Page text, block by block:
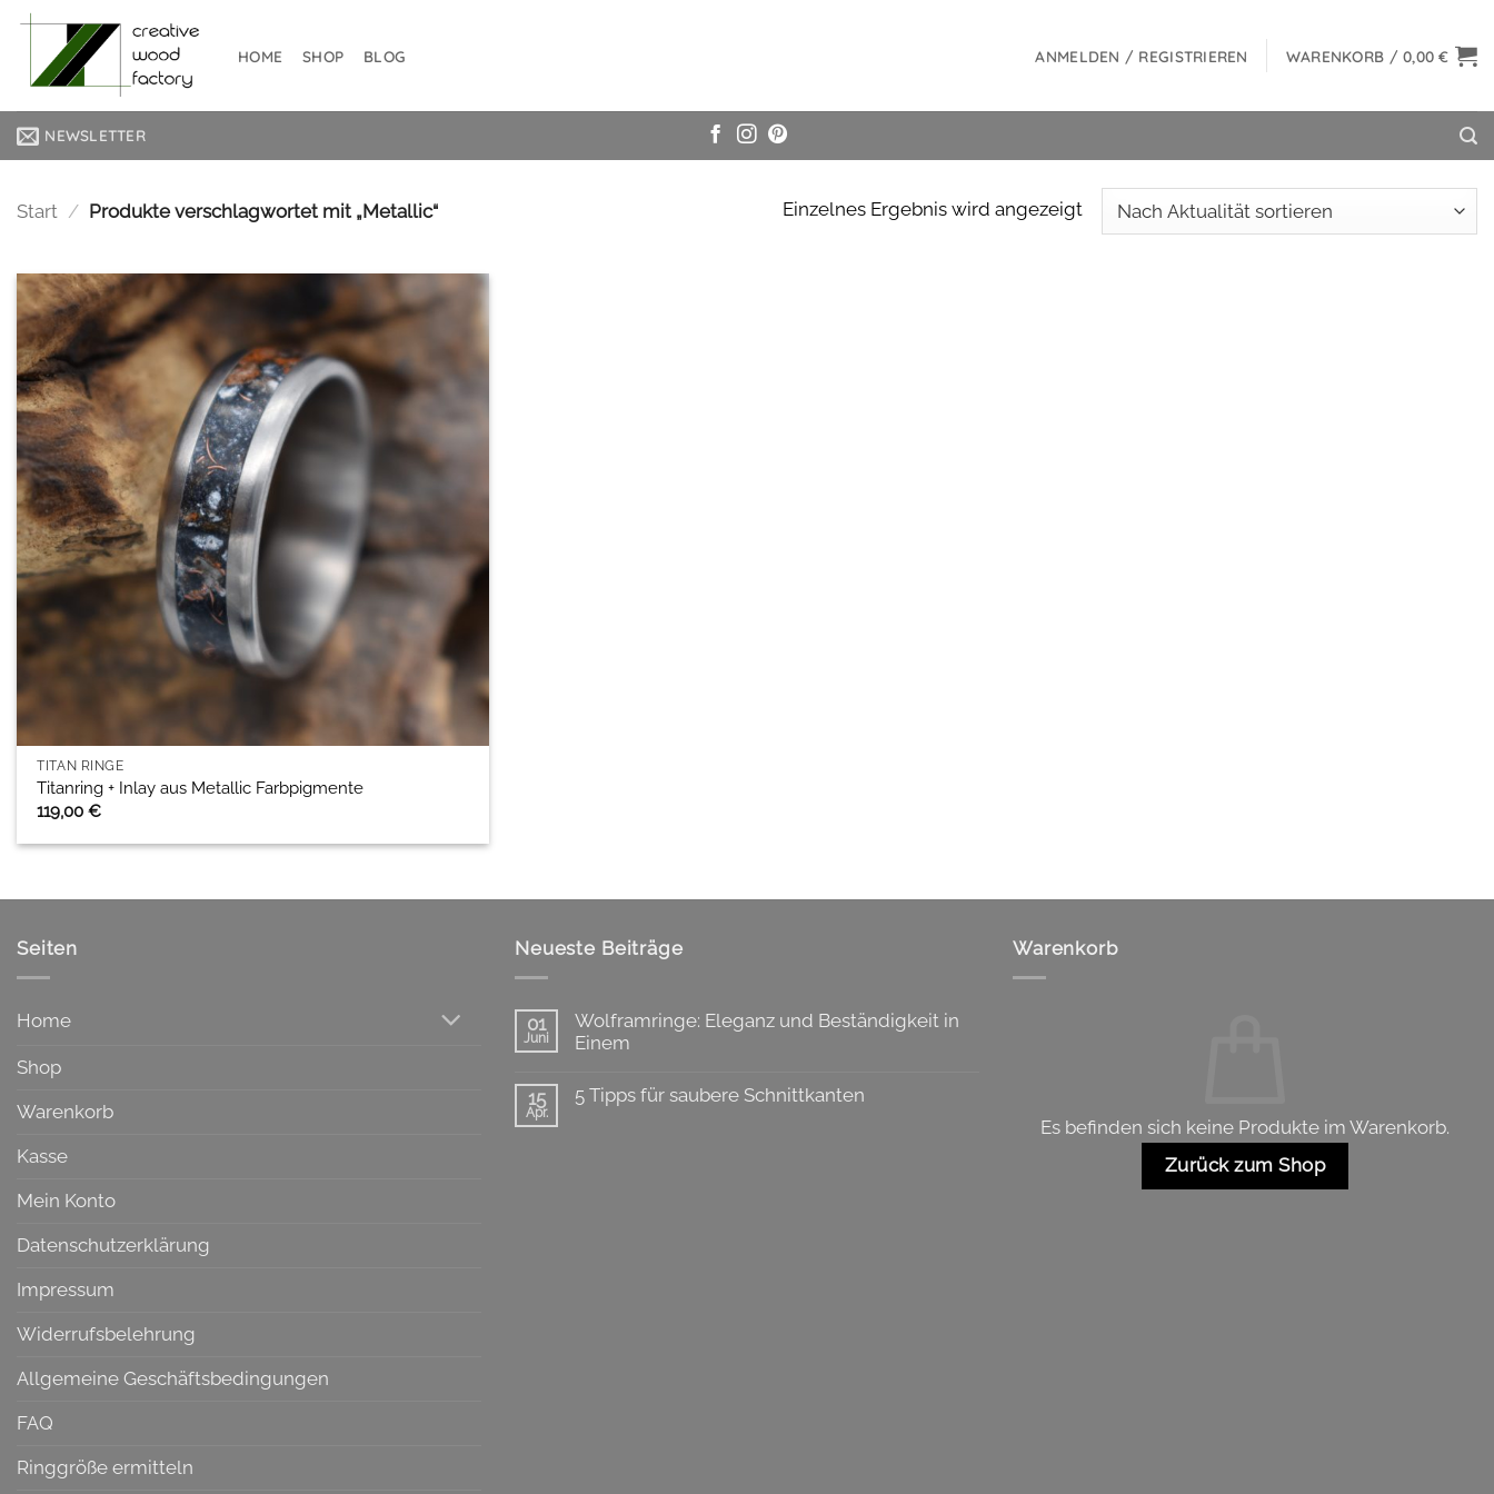
Zum
springen
HOME SHOP BLOG ANMELDEN / REGISTRIEREN WARENKORB /0,00€
NEWSLETTER
Start / Produkte verschlagwortet mit „Metallic“ Einzelnes Ergebnis wird angezeigt
TITAN RINGE
Titanring + Inlay aus Metallic Farbpigmente
119,00€
Seiten
Home
Shop
Warenkorb
Kasse
Mein Konto
Datenschutzerklärung
Impressum
Widerrufsbelehrung
Allgemeine Geschäftsbedingungen
FAQ
Ringgröße ermitteln
Neueste Beiträge
01
Juni
Wolframringe: Eleganz und Beständigkeit in
Einem
zu
15
Apr.
5 Tipps für saubere Schnittkanten
Warenkorb
Es befinden sich keine Produkte im Warenkorb.
Zurück zum Shop